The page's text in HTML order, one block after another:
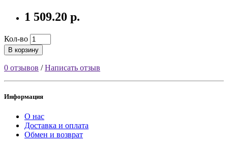
1 509.20 р.
Кол-во
В корзину
0 отзывов /Написать отзыв
Информация
О нас
Доставка и оплата
Обмен и возврат